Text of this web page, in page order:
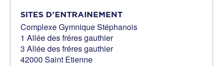
SITES D'ENTRAINEMENT
Complexe Gymnique Stéphanois
1 Allée des fréres gauthier
3 Allée des fréres gauthier
42000 Saint Etienne